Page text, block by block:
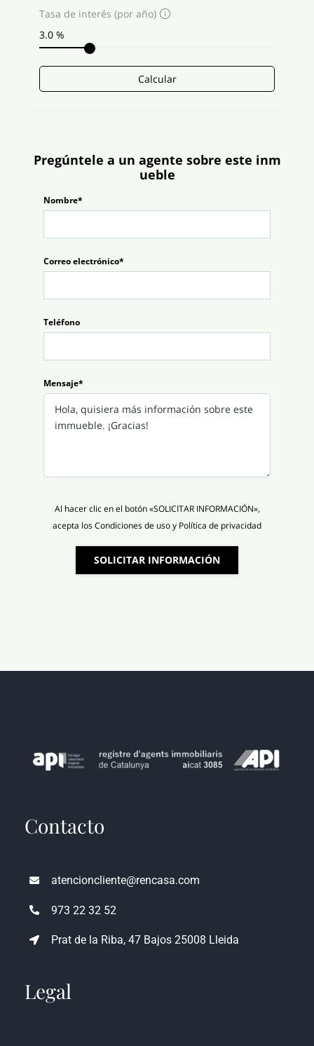
Tasa de interés (por año)
Calcular
Pregúntele a un agente sobre este inm
ueble
Nombre*
Correo electrónico*
Teléfono
Mensaje*
Al hacer clic en el botón «SOLICITAR INFORMACIÓN»,
acepta los Condiciones de uso y Política de privacidad
SOLICITAR INFORMACIÓN
atencioncliente@rencasa.com
973 22 32 52